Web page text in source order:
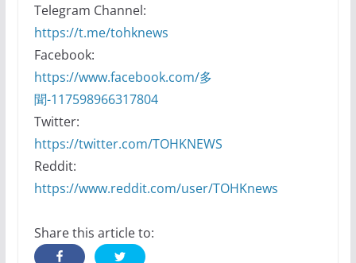
Telegram Channel:
https://t.me/tohknews
Facebook:
https://www.facebook.com/多
聞-117598966317804
Twitter:
https://twitter.com/TOHKNEWS
Reddit:
https://www.reddit.com/user/TOHKnews
Share this article to: